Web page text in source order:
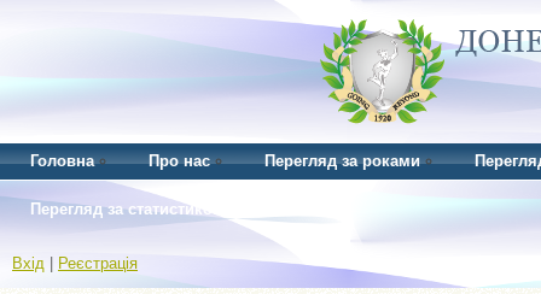
Головна Про нас Перегляд за роками
Перегляд за статистикою
Вхід Реєстрація